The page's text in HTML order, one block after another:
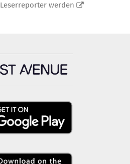
Leserreporter werden